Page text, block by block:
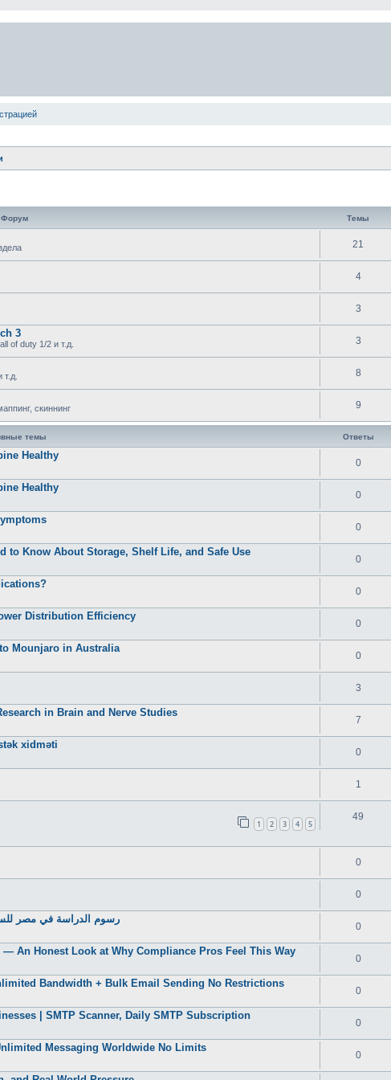
Форум Темы
21
4
3
3
of duty 1/2 и т.д. 3
8
скиннинг 9
темы Ответы
Healthy
0
Healthy
0
0
to Know About Storage, Shelf Life, and Safe Use
0
0
Distribution Efficiency
0
Mounjaro in Australia
0
3
in Brain and Nerve Studies
7
xidməti
0
1
1 2 3 4 5
49
0
0
رسوم الدراسة في مصر
0
— An Honest Look at Why Compliance Pros Feel This Way
0
Bandwidth + Bulk Email Sending No Restrictions
0
| SMTP Scanner, Daily SMTP Subscription
0
Messaging Worldwide No Limits
0